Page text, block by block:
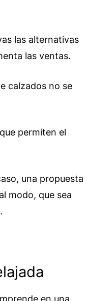
las alternativas
las ventas.
calzados no se
permiten el
una propuesta
modo, que sea
en una